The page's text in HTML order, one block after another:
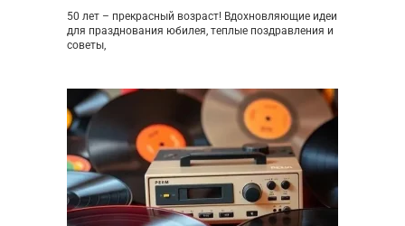
50 лет – прекрасный возраст! Вдохновляющие идеи
для празднования юбилея, теплые поздравления и
советы,